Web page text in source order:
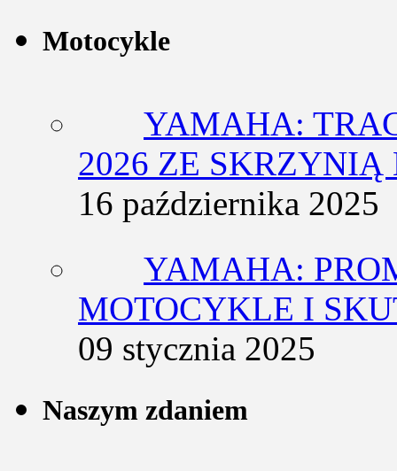
Motocykle
YAMAHA:
2026 ZE
16 października 2025
YAMAHA:
MOTOCYKLE I
09 stycznia 2025
Naszym zdaniem